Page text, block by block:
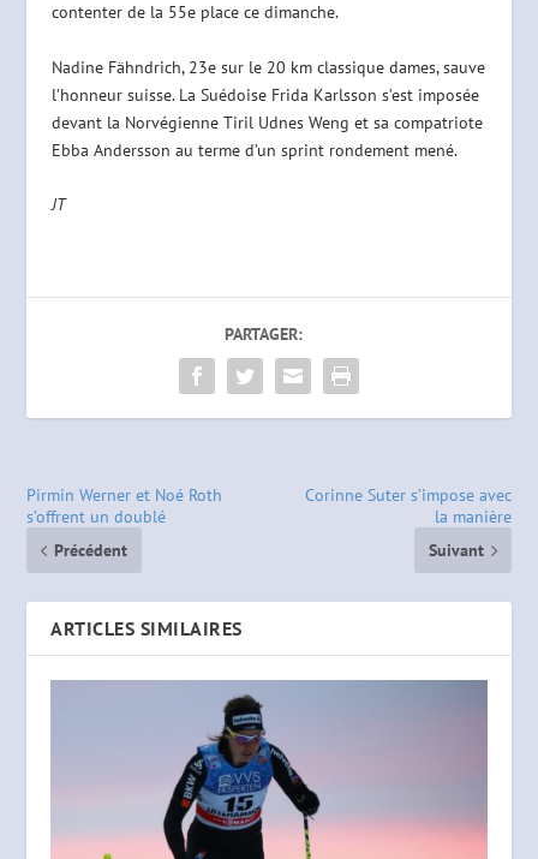
contenter de la 55e place ce dimanche.
Nadine Fähndrich, 23e sur le 20 km classique dames, sauve
l’honneur suisse. La Suédoise Frida Karlsson s’est imposée
devant la Norvégienne Tiril Udnes Weng et sa compatriote
Ebba Andersson au terme d’un sprint rondement mené.
JT
PARTAGER:
Pirmin Werner et Noé Roth
s’offrent un doublé
Précédent
Corinne Suter s’impose avec
la manière
Suivant
ARTICLES SIMILAIRES